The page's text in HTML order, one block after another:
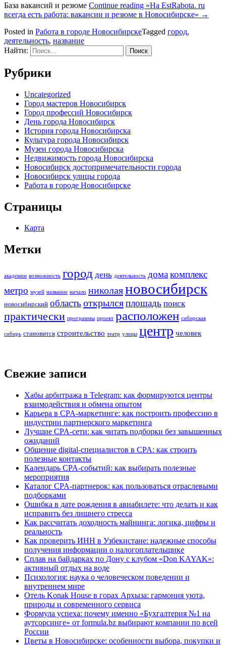
База вакансий и резюме Continue reading «На EstRabota. ru
всегда есть работа: вакансии и резюме в Новосибирске» →
Posted in Работа в городе НовосибирскеTagged город,
деятельность, название
Найти:
Рубрики
Uncategorized
Город мастеров Новосибирск
Город профессий Новосибирск
День города Новосибирск
История города Новосибирска
Культура города Новосибирск
Музеи города Новосибирска
Недвижимость города Новосибирска
Новосибирск достопримечательности города
Новосибирск улицы города
Работа в городе Новосибирске
Страницы
Карта
Метки
академии возможность город день деятельность домакомплекс
метро музей название начало николаяновосибирск
новосибирский область открылсяплощадь поиск
практически программы проект расположен сибирская
сибирь становится строительство театр улицы центр человек
Свежие записи
Хабы арбитража в Telegram: как формируются центры
взаимодействия и обмена опытом
Карьера в CPA-маркетинге: как построить профессию в
индустрии партнерского маркетинга
Лучшие CPA-сети: как читать подборки без завышенных
ожиданий
Общение digital-специалистов в CPA: как строить
полезные контакты
Календарь CPA-событий: как выбирать полезные
мероприятия
Каталог CPA-партнерок: как пользоваться отраслевыми
подборками
Ошибка в дате рождения в авиабилете: что делать и как
исправить без лишнего стресса
Как рассчитать доходность майнинга: логика, цифры и
реальность
Как проверить ИНН в Узбекистане: надежные способы
получения информации о налогоплательщике
Сплав на байдарках по Дону с клубом «Don KAYAK»:
активный отдых на воде
Психология: наука о человеческом поведении и
внутреннем мире
Отель Konak House в горах Архыза: гармония уюта,
природы и современного сервиса
Формула успеха: почему именно «Бухгалтерия №1 на
аутсорсинге» от formula.bz выбирают компании по всей
России
Цветы в Новосибирске: особенности выбора, покупки и